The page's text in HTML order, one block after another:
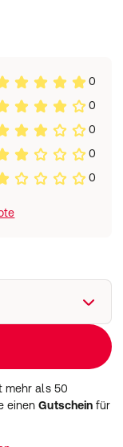
0
0
0
0
0
mehr als 50
einenGutschein für